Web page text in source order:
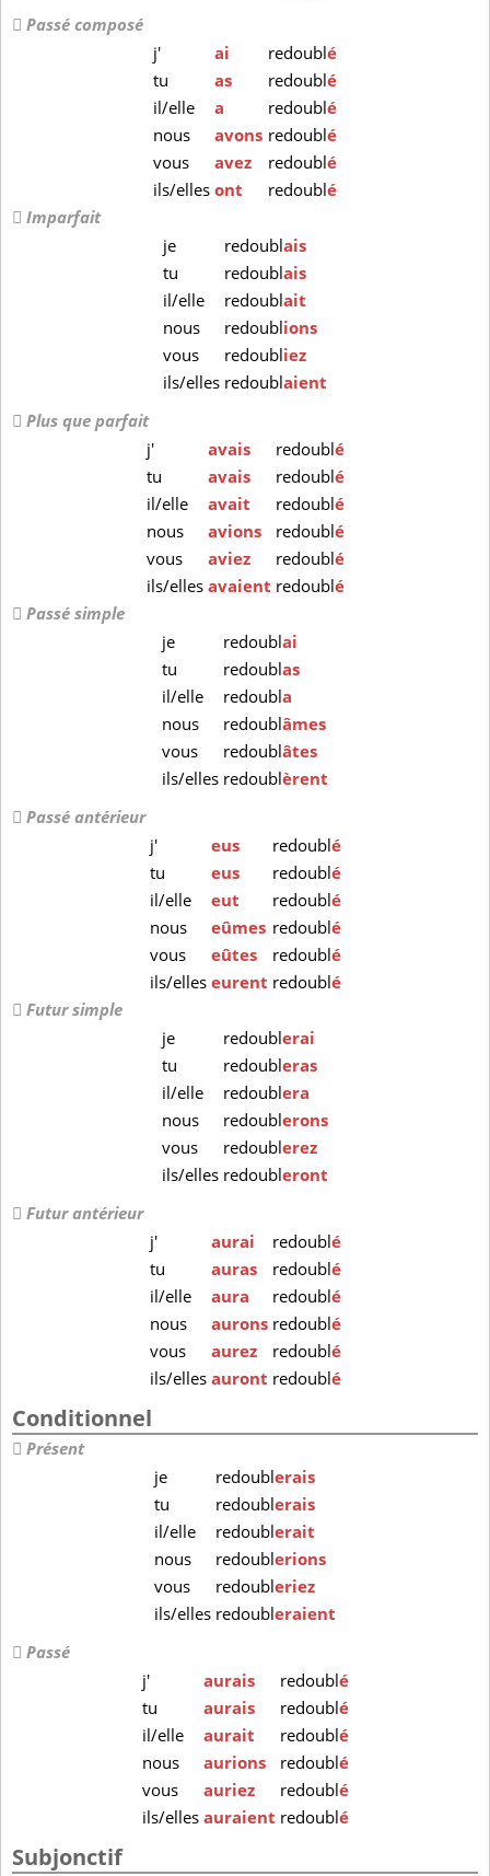
Passé composé
j'
ai redoublé
tu
as redoublé
il/elle
a redoublé
nous
avons redoublé
vous
avez redoublé
ils/ellesont redoublé
Imparfait
je
redoublais
tu
redoublais
il/elle
redoublait
nous
redoublions
vous
redoubliez
ils/elles redoublaient
Plus que parfait
j'
avais redoublé
tu
avais redoublé
il/elle
avait redoublé
nous
avions redoublé
vous
aviez redoublé
ils/elles avaient redoublé
Passé simple
je
redoublai
tu
redoublas
il/elle
redoubla
nous
redoublâmes
vous
redoublâtes
ils/elles redoublèrent
Passé antérieur
j'
eus redoublé
tu
eus redoublé
il/elle
eut redoublé
nous
eûmes redoublé
vous
eûtes redoublé
ils/elles eurent redoublé
Futur simple
je
redoublerai
tu
redoubleras
il/elle
redoublera
nous
redoublerons
vous
redoublerez
ils/elles redoubleront
Futur antérieur
j'
aurai redoublé
tu
auras redoublé
il/elle
aura redoublé
nous
aurons redoublé
vous
aurez redoublé
ils/elles auront redoublé
Conditionnel
Présent
je
redoublerais
tu
redoublerais
il/elle
redoublerait
nous
redoublerions
vous
redoubleriez
ils/elles redoubleraient
Passé
j'
aurais redoublé
tu
aurais redoublé
il/elle
aurait redoublé
nous
aurions redoublé
vous
auriez redoublé
ils/elles auraient redoublé
Subjonctif